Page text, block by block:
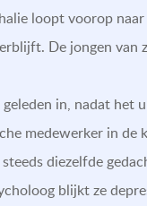
loopt voorop
De jongen van
in, nadat het
medewerker in
diezelfde
blijkt ze